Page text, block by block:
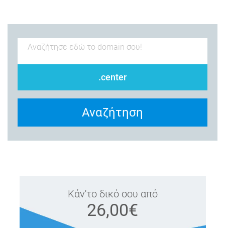
.center
Αναζήτηση
Κάν'το δικό σου από
26,00€